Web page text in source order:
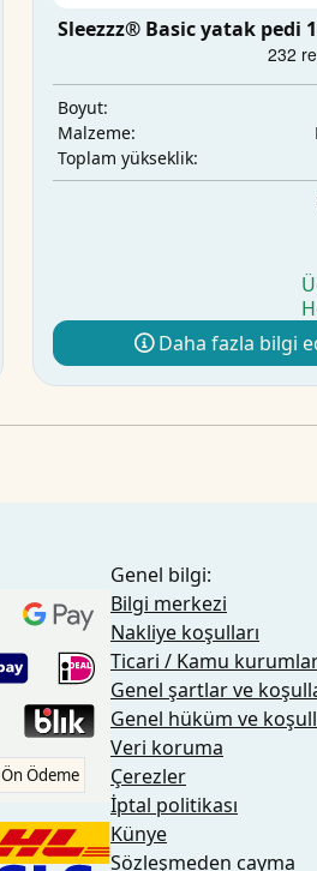
Sleezzz® Basic yatak pedi
Boyut:
Malzeme:
Toplam yükseklik:
Daha fazla bilgi
Ön Ödeme
Genel bilgi:
Bilgi merkezi
Nakliye koşulları
Ticari / Kamu
Genel şartlar ve
Genel hüküm ve
Veri koruma
Çerezler
İptal politikası
Künye
Sözleşmeden cayma